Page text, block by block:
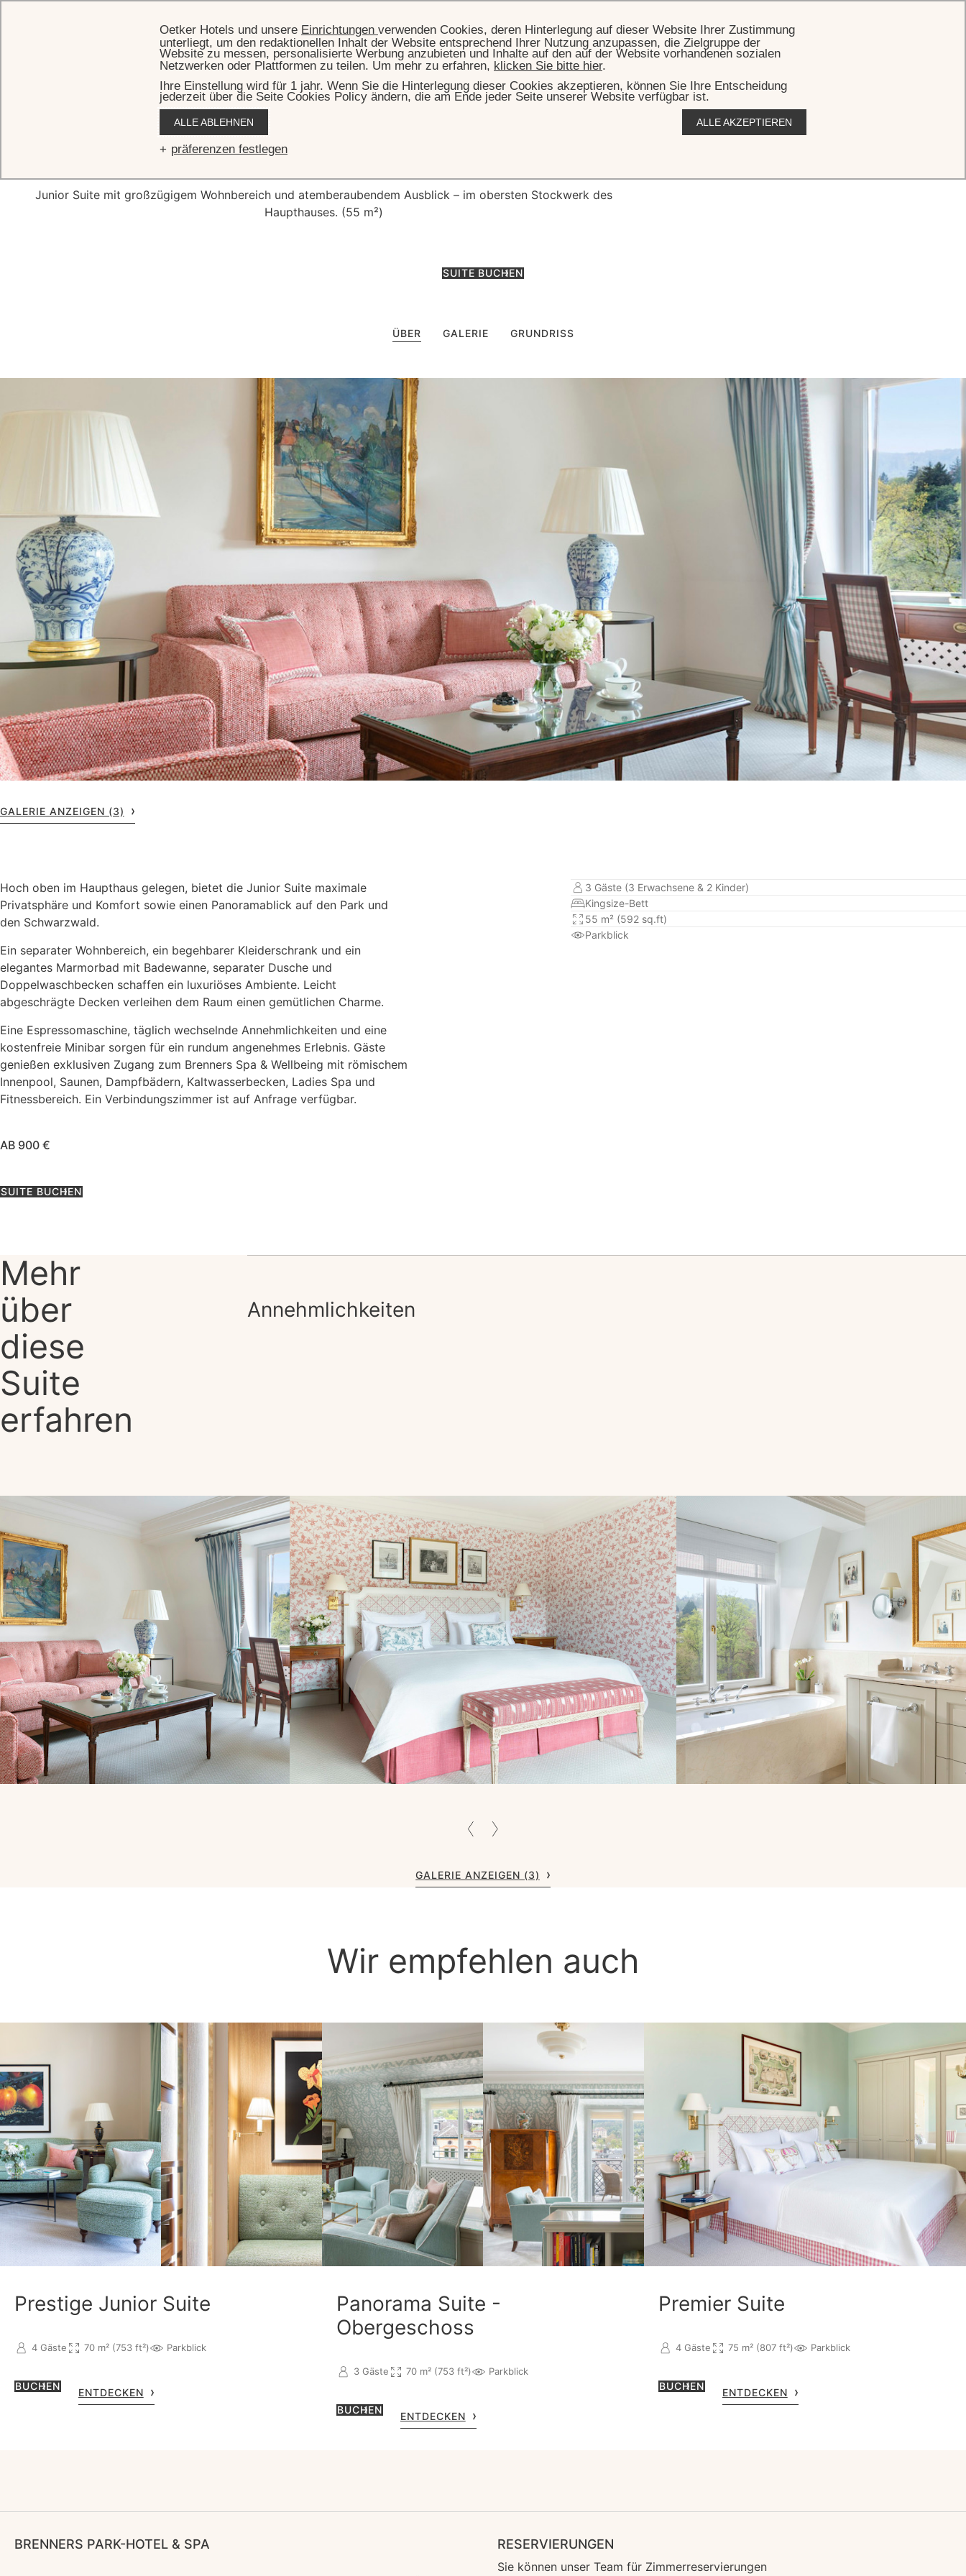
Junior Suite - Obergeschoss
Junior Suite mit großzügigem Wohnbereich und atemberaubendem Ausblick – im obersten Stockwerk des
Haupthauses. (55 m²)
SUITE BUCHEN
ÜBER GALERIE GRUNDRISS
GALERIE ANZEIGEN (3)
Hoch oben im Haupthaus gelegen, bietet die Junior Suite maximale
Privatsphäre und Komfort sowie einen Panoramablick auf den Park und
den Schwarzwald.
Ein separater Wohnbereich, ein begehbarer Kleiderschrank und ein
elegantes Marmorbad mit Badewanne, separater Dusche und
Doppelwaschbecken schaffen ein luxuriöses Ambiente. Leicht
abgeschrägte Decken verleihen dem Raum einen gemütlichen Charme.
Eine Espressomaschine, täglich wechselnde Annehmlichkeiten und eine
kostenfreie Minibar sorgen für ein rundum angenehmes Erlebnis. Gäste
genießen exklusiven Zugang zum Brenners Spa & Wellbeing mit römischem
Innenpool, Saunen, Dampfbädern, Kaltwasserbecken, Ladies Spa und
Fitnessbereich. Ein Verbindungszimmer ist auf Anfrage verfügbar.
AB 900 €
SUITE BUCHEN
3 Gäste (3 Erwachsene & 2 Kinder)
Kingsize-Bett
55 m² (592 sq.ft)
Parkblick
Mehr
über
diese
Suite
erfahren
Annehmlichkeiten
GALERIE ANZEIGEN (3)
Wir empfehlen auch
Prestige Junior Suite
4 Gäste 70 m² (753 ft²) Parkblick
BUCHEN
ENTDECKEN
Panorama Suite -
Obergeschoss
3 Gäste 70 m² (753 ft²) Parkblick
BUCHEN
ENTDECKEN
Premier Suite
4 Gäste 75 m² (807 ft²) Parkblick
BUCHEN
ENTDECKEN
BRENNERS PARK-HOTEL & SPA RESERVIERUNGEN
Sie können unser Team für Zimmerreservierungen
Oetker Hotels und unsere Einrichtungen verwenden Cookies, deren Hinterlegung auf dieser Website Ihrer Zustimmung
unterliegt, um den redaktionellen Inhalt der Website entsprechend Ihrer Nutzung anzupassen, die Zielgruppe der
Website zu messen, personalisierte Werbung anzubieten und Inhalte auf den auf der Website vorhandenen sozialen
Netzwerken oder Plattformen zu teilen. Um mehr zu erfahren, klicken Sie bitte hier.
Ihre Einstellung wird für 1 jahr. Wenn Sie die Hinterlegung dieser Cookies akzeptieren, können Sie Ihre Entscheidung
jederzeit über die Seite Cookies Policy ändern, die am Ende jeder Seite unserer Website verfügbar ist.
ALLE ABLEHNEN ALLE AKZEPTIEREN
präferenzen festlegen